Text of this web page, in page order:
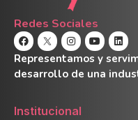
Redes Sociales
Representamos y
desarrollo de una
Institucional